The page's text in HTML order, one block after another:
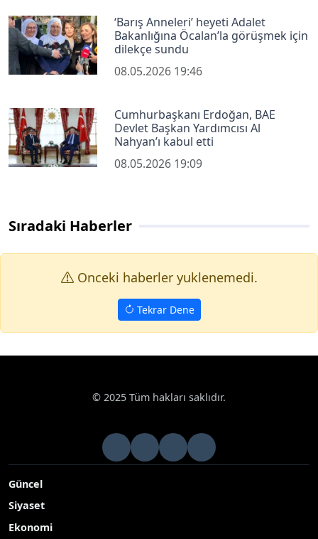
‘Barış Anneleri’ heyeti Adalet
Bakanlığına Öcalan’la görüşmek için
dilekçe sundu
08.05.2026 19:46
Cumhurbaşkanı Erdoğan, BAE
Devlet Başkan Yardımcısı Al
Nahyan’ı kabul etti
08.05.2026 19:09
Sıradaki Haberler
Onceki haberler yuklenemedi.
Tekrar Dene
© 2025 Tüm hakları saklıdır.
Güncel
Siyaset
Ekonomi